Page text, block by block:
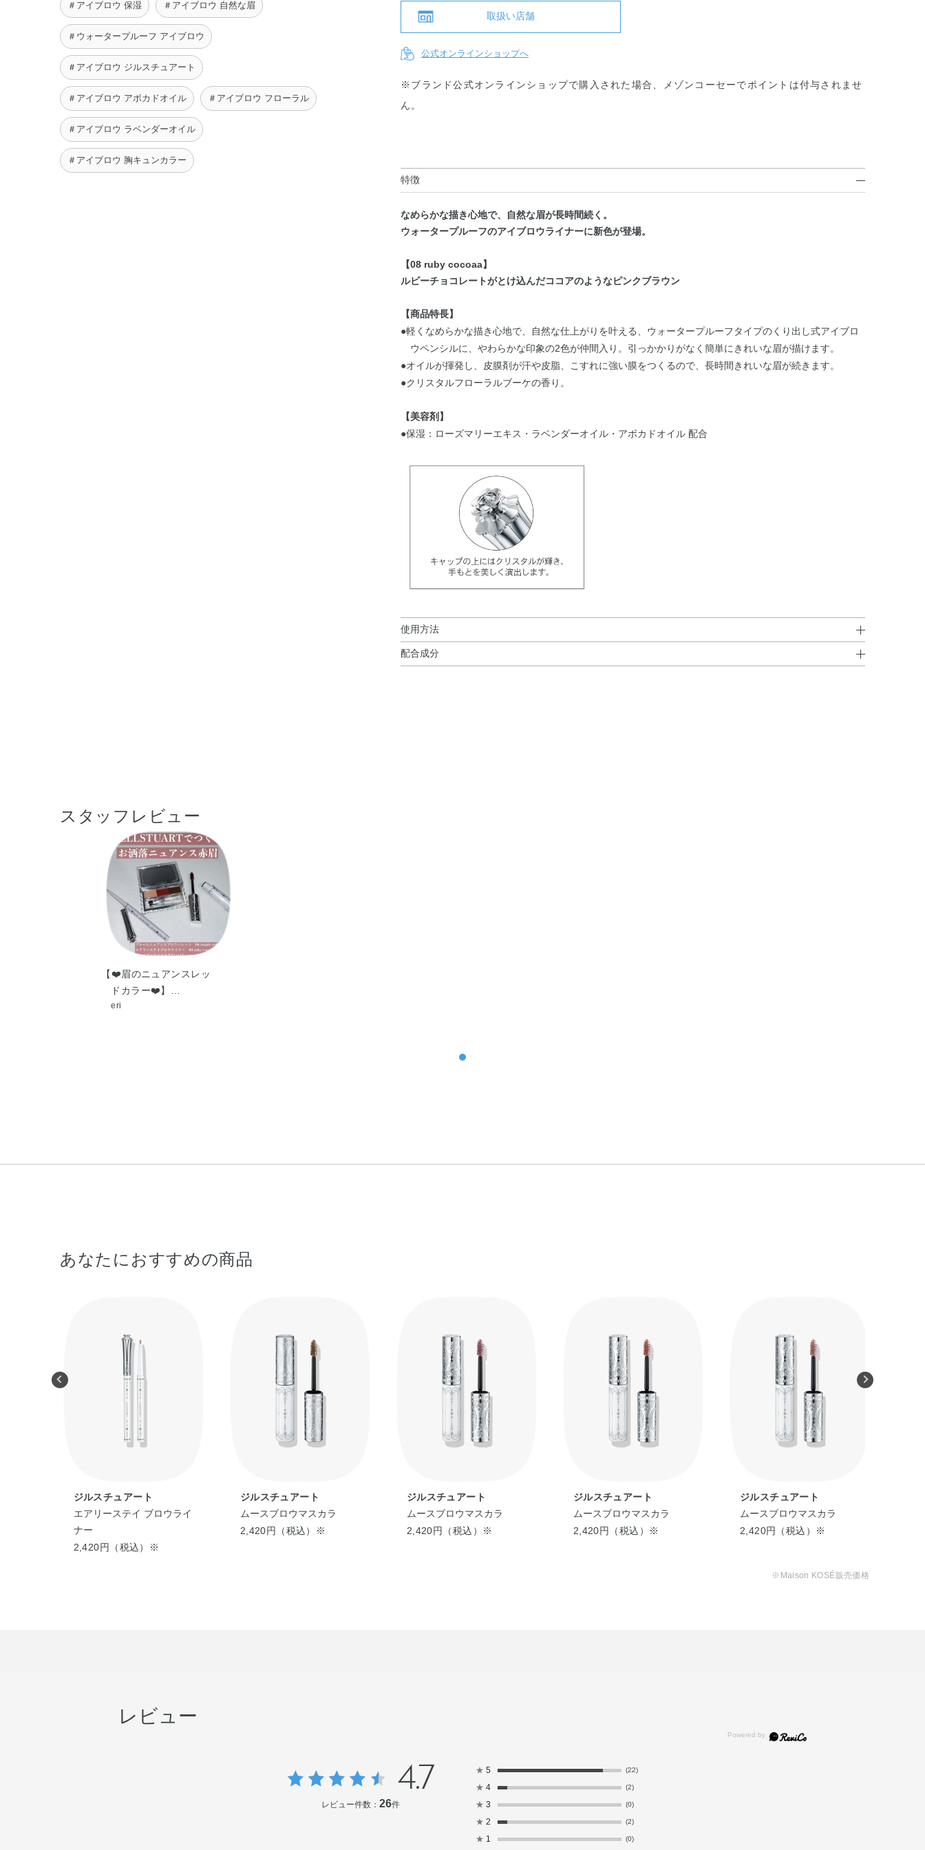
＃アイブロウ 保湿 ＃アイブロウ 自然な眉
＃ウォータープルーフ アイブロウ
＃アイブロウ ジルスチュアート
＃アイブロウ アボカドオイル ＃アイブロウ フローラル
＃アイブロウ ラベンダーオイル
＃アイブロウ 胸キュンカラー
取扱い店舗
公式オンラインショップへ
※ブランド公式オンラインショップで購入された場合、メゾンコーセーでポイントは付与されませ
ん。
特徴
なめらかな描き心地で、自然な眉が長時間続く。
ウォータープルーフのアイブロウライナーに新色が登場。
【08 ruby cocoaa】
ルビーチョコレートがとけ込んだココアのようなピンクブラウン
【商品特長】
●軽くなめらかな描き心地で、自然な仕上がりを叶える、ウォータープルーフタイプのくり出し式アイブロ
ウペンシルに、やわらかな印象の2色が仲間入り。引っかかりがなく簡単にきれいな眉が描けます。
●オイルが揮発し、皮膜剤が汗や皮脂、こすれに強い膜をつくるので、長時間きれいな眉が続きます。
●クリスタルフローラルブーケの香り。
【美容剤】
●保湿：ローズマリーエキス・ラベンダーオイル・アボカドオイル 配合
使用方法
使用方法
配合成分
スタッフレビュー
【❤️眉のニュアンスレッ
ドカラー❤️】…
eri
あなたにおすすめの商品
ジルスチュアート
エアリーステイ ブロウライ
ナー
2,420円（税込）※
ジルスチュアート
ムースブロウマスカラ
2,420円（税込）※
ジルスチュアート
ムースブロウマスカラ
2,420円（税込）※
ジルスチュアート
ムースブロウマスカラ
2,420円（税込）※
ジルスチュアート
ムースブロウマスカラ
2,420円（税込）※
※Maison KOSÉ販売価格
レビュー
4.7
レビュー件数： 26件
★ 5 (22)
★ 4 (2)
★ 3 (0)
★ 2 (2)
★ 1 (0)